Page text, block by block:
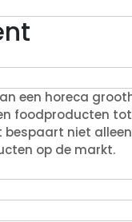
een horeca
foodproducten
bespaart niet
op de markt.